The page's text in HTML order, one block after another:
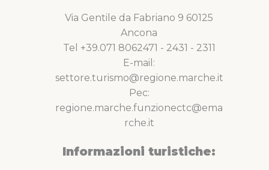
Via Gentile da Fabriano 9 60125
Ancona
Tel +39.071 8062471 - 2431 - 2311
E-mail:
settore.turismo@regione.marche.it
Pec:
regione.marche.funzionectc@ema
rche.it
Informazioni turistiche: